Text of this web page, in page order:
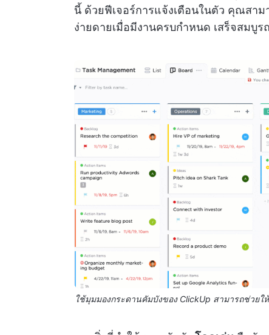
นี้ ด้วยฟีเจอร์การแจ้งเตือนในตัว คุณสาม
ง่ายดายเมื่อมีงานครบกำหนด เสร็จสมบู
ใช้มุมมองกระดานคัมบังของ ClickUp สามารถช่วย